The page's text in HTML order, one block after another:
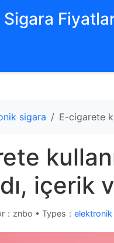
sigara E-cigarete
içerik
：znbo • Types： elektronik